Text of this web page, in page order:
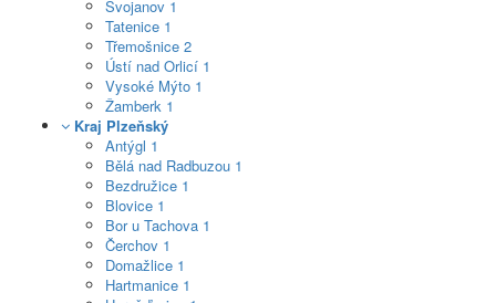
Svojanov 1
Tatenice 1
Třemošnice 2
Ústí nad Orlicí 1
Vysoké Mýto 1
Žamberk 1
Kraj Plzeňský
Antýgl 1
Bělá nad Radbuzou 1
Bezdružice 1
Blovice 1
Bor u Tachova 1
Čerchov 1
Domažlice 1
Hartmanice 1